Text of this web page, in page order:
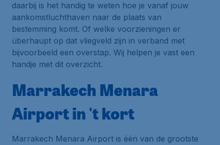
daarbij is het handig te weten hoe je vanaf jouw
aankomstluchthaven naar de plaats van
bestemming komt. Of welke voorzieningen er
überhaupt op dat vliegveld zijn in verband met
bijvoorbeeld een overstap. Wij helpen je vast een
handje met dit overzicht.
Marrakech Menara
Airport in 't kort
Marrakech Menara Airport is één van de grootste